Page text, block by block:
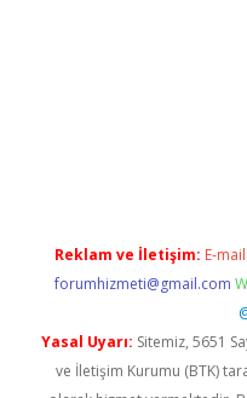
Reklam ve İletişim: E-mail:
forumhizmeti@gmail.com
Yasal Uyarı: Sitemiz, 5651
ve İletişim Kurumu (BTK)